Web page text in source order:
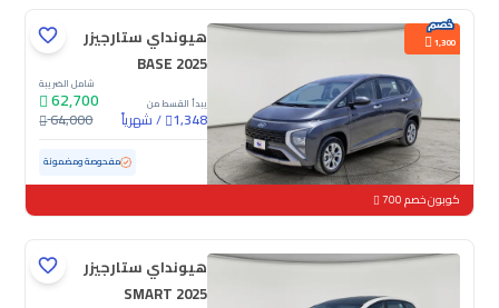
1,300
هيونداي ستارجيزر
BASE 2025
يبدأ القسط من
1,348
/شهرياً
شامل الضريبة
62,700
64,000
مستعملة 77,088 كم مفحوصة ومضمونة
كوبون خصم 700
هيونداي ستارجيزر
SMART 2025